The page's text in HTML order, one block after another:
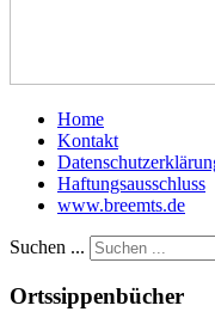
Home
Kontakt
Haftungsausschluss
www.breemts.de
Suchen ...
Ortssippenbücher